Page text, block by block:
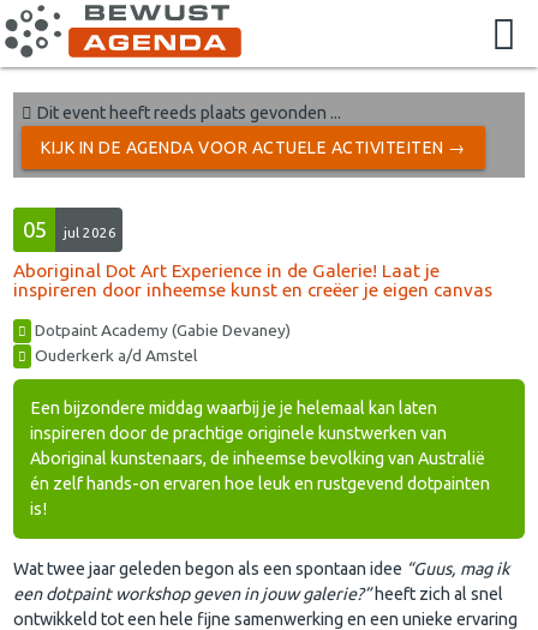
Dit event heeft reeds plaats gevonden ...
KIJK IN DE AGENDA VOOR ACTUELE ACTIVITEITEN →
05 jul 2026
Aboriginal Dot Art Experience in de Galerie! Laat je
inspireren door inheemse kunst en creëer je eigen canvas
Dotpaint Academy (Gabie Devaney)
Ouderkerk a/d Amstel
Een bijzondere middag waarbij je je helemaal kan laten
inspireren door de prachtige originele kunstwerken van
Aboriginal kunstenaars, de inheemse bevolking van Australië
én zelf hands-on ervaren hoe leuk en rustgevend dotpainten
is!
Wat twee jaar geleden begon als een spontaan idee “Guus, mag ik
een dotpaint workshop geven in jouw galerie?”heeft zich al snel
ontwikkeld tot een hele fijne samenwerking en een unieke ervaring